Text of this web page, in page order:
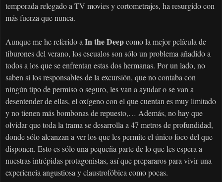
temporada relegado a TV movies y cortometrajes, ha resurgido con
más fuerza que nunca.
Aunque me he referido aIn the Deepcomo la mejor película de
tiburones del verano, los escualos son sólo un problema añadido a
todos a los que se enfrentan estas dos hermanas. Por un lado, no
saben si los responsables de la excursión, que no contaba con
ningún tipo de permiso o seguro, les van a ayudar o se van a
desentender de ellas, el oxígeno con el que cuentan es muy limitado
y no tienen más bombonas de repuesto,… Además, no hay que
olvidar que toda la trama se desarrolla a 47 metros de profundidad,
donde sólo alcanzan a ver los que les permite el único foco del que
disponen. Esto es sólo una pequeña parte de lo que les espera a
nuestras intrépidas protagonistas, así que prepararos para vivir una
experiencia angustiosa y claustrofóbica como pocas.